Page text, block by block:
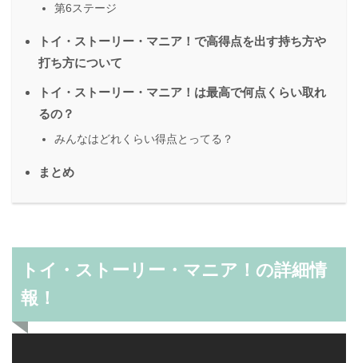
第6ステージ
トイ・ストーリー・マニア！で高得点を出す持ち方や
打ち方について
トイ・ストーリー・マニア！は最高で何点くらい取れ
るの？
みんなはどれくらい得点とってる？
まとめ
トイ・ストーリー・マニア！の詳細情
報！